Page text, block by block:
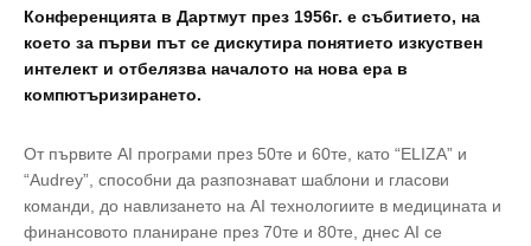
Конференцията в Дартмут през 1956г. е събитието, на
което за първи път се дискутира понятието изкуствен
интелект и отбелязва началото на нова ера в
компютъризирането.
От първите AI програми през 50те и 60те, като “ELIZA” и
“Audrey”, способни да разпознават шаблони и гласови
команди, до навлизането на AI технологиите в медицината и
финансовото планиране през 70те и 80те, днес AI се